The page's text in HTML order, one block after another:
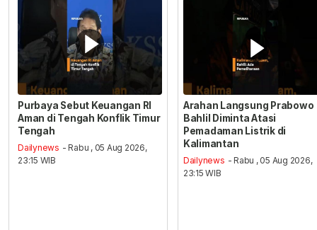
Purbaya Sebut Keuangan RI
Aman di Tengah Konflik Timur
Tengah
Dailynews - Rabu , 05 Aug 2026,
23:15 WIB
Arahan Langsung Prabowo
Bahlil Diminta Atasi
Pemadaman Listrik di
Kalimantan
Dailynews - Rabu , 05 Aug 2026,
23:15 WIB